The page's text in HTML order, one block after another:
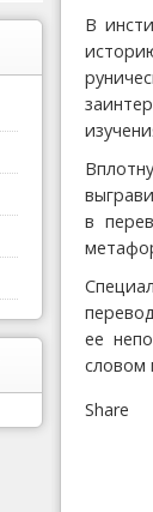
В
в
ее
словом
Share